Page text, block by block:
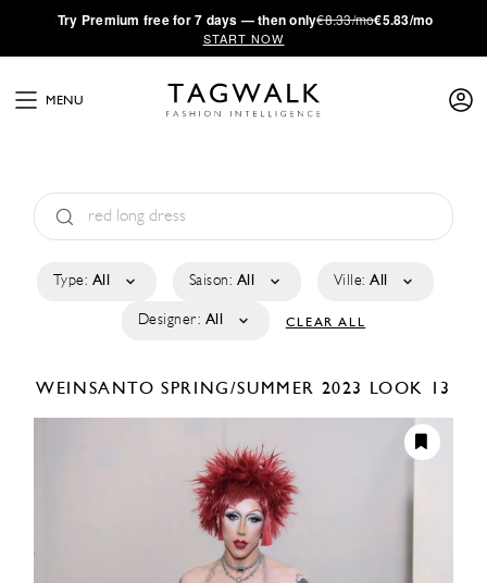
·Try Premium free for 7 days — then only€8.33/mo€5.83/mo
START NOW
MENU
Type: All Saison: All Ville: All
Designer: All CLEAR ALL
WEINSANTOSPRING/SUMMER 2023 LOOK 13